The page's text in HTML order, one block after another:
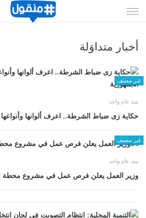
الى
أخبار متداوَلة
غير مصنف
منذ عام واحد
حكاية زى ضباط الشرطة.. اعرف ألوانها
غير مصنف
منذ عام واحد
وزير العمل يعلن فرص عمل في مشروع محطة